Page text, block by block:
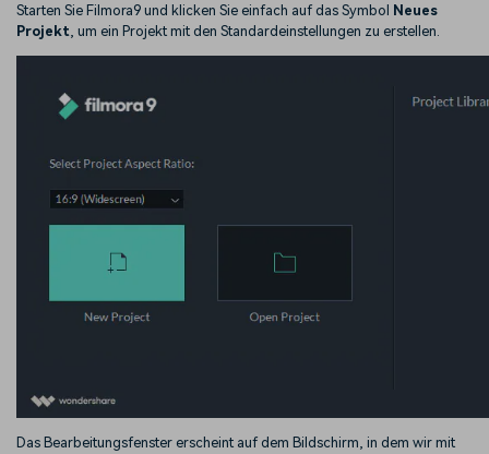
Starten Sie Filmora9 und klicken Sie einfach auf das Symbol Neues
Projekt , um ein Projekt mit den Standardeinstellungen zu erstellen.
Das Bearbeitungsfenster erscheint auf dem Bildschirm, in dem wir mit